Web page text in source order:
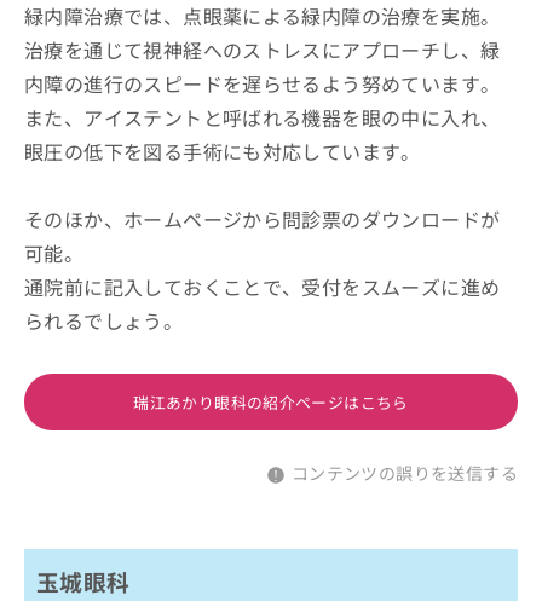
緑内障治療では、点眼薬による緑内障の治療を実施。
治療を通じて視神経へのストレスにアプローチし、緑
内障の進行のスピードを遅らせるよう努めています。
また、アイステントと呼ばれる機器を眼の中に入れ、
眼圧の低下を図る手術にも対応しています。
そのほか、ホームページから問診票のダウンロードが
可能。
通院前に記入しておくことで、受付をスムーズに進め
られるでしょう。
瑞江あかり眼科の紹介ページはこちら
コンテンツの誤りを送信する
玉城眼科